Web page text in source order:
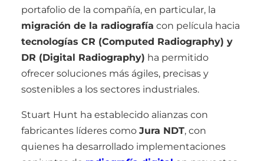
portafolio de la compañía, en particular, la
migración de la radiografía con película hacia
tecnologías CR (Computed Radiography) y
DR (Digital Radiography) ha permitido
ofrecer soluciones más ágiles, precisas y
sostenibles a los sectores industriales.
Stuart Hunt ha establecido alianzas con
fabricantes líderes como Jura NDT, con
quienes ha desarrollado implementaciones